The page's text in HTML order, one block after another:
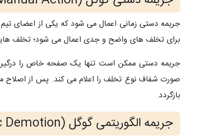
جریمه دستی زمانی اعمال می‌ شود که یکی از اعضای
برای تخلف‌ های واضح و جدی اعمال می‌ شود؛ تخلف‌
صورت شفاف نوع تخلف را اعلام می‌ کند. پس از اصلاح
بازگردد.
جریمه الگوریتمی گوگل (Algorithmic Demotion)